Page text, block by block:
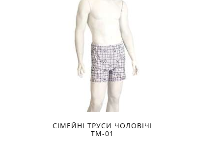
СІМЕЙНІ ТРУСИ ЧОЛОВІЧІ
ТМ-01